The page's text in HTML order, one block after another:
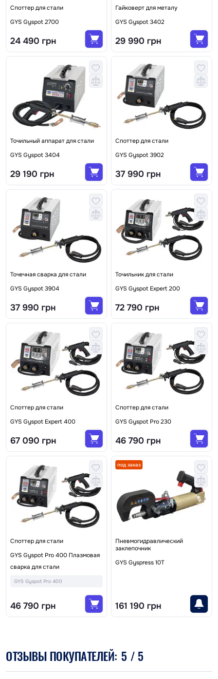
Споттер для стали
GYS Gyspot 2700
24 490 грн
Гайковерт для металу
GYS Gyspot 3402
29 990 грн
Точильный аппарат для стали
GYS Gyspot 3404
29 190 грн
Споттер для стали
GYS Gyspot 3902
37 990 грн
Точечная сварка для стали
GYS Gyspot 3904
37 990 грн
Точильник для стали
GYS Gyspot Expert 200
72 790 грн
Споттер для стали
GYS Gyspot Expert 400
67 090 грн
Споттер для стали
GYS Gyspot Pro 230
46 790 грн
Споттер для стали
GYS Gyspot Pro 400 Плазмовая
сварка для стали
GYS Gyspot Pro 400
46 790 грн
под заказ
Пневмогидравлический
заклепочник
GYS Gyspress 10T
161 190 грн
ОТЗЫВЫ ПОКУПАТЕЛЕЙ: 5 / 5